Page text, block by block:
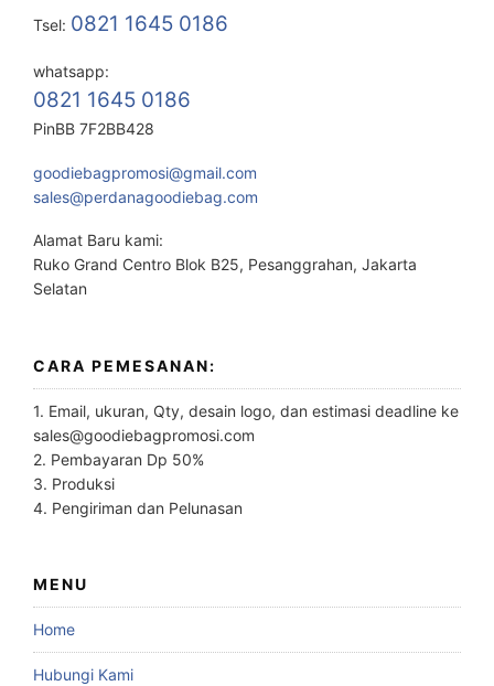
Tsel: 0821 1645 0186
whatsapp:
0821 1645 0186
PinBB 7F2BB428
goodiebagpromosi@gmail.com
sales@perdanagoodiebag.com
Alamat Baru kami:
Ruko Grand Centro Blok B25, Pesanggrahan, Jakarta
Selatan
CARA PEMESANAN:
1. Email, ukuran, Qty, desain logo, dan estimasi deadline ke
sales@goodiebagpromosi.com
2. Pembayaran Dp 50%
3. Produksi
4. Pengiriman dan Pelunasan
MENU
Home
Hubungi Kami